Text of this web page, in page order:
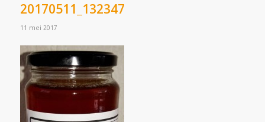
20170511_132347
11 mei 2017